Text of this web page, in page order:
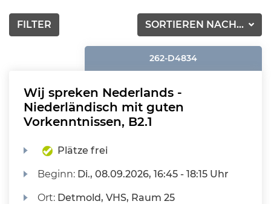
SORTIEREN NACH...
FILTER
262-D4834
Wij spreken Nederlands -
Niederländisch mit guten
Vorkenntnissen, B2.1
Plätze frei
Beginn: Di., 08.09.2026, 16:45 - 18:15 Uhr
Ort: Detmold, VHS, Raum 25